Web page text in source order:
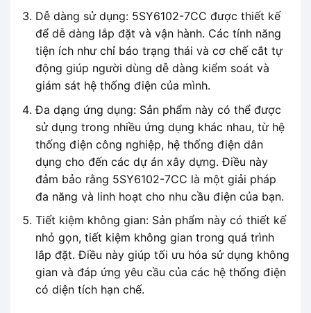
Dễ dàng sử dụng: 5SY6102-7CC được thiết kế
để dễ dàng lắp đặt và vận hành. Các tính năng
tiện ích như chỉ báo trạng thái và cơ chế cắt tự
động giúp người dùng dễ dàng kiểm soát và
giám sát hệ thống điện của mình.
Đa dạng ứng dụng: Sản phẩm này có thể được
sử dụng trong nhiều ứng dụng khác nhau, từ hệ
thống điện công nghiệp, hệ thống điện dân
dụng cho đến các dự án xây dựng. Điều này
đảm bảo rằng 5SY6102-7CC là một giải pháp
đa năng và linh hoạt cho nhu cầu điện của bạn.
Tiết kiệm không gian: Sản phẩm này có thiết kế
nhỏ gọn, tiết kiệm không gian trong quá trình
lắp đặt. Điều này giúp tối ưu hóa sử dụng không
gian và đáp ứng yêu cầu của các hệ thống điện
có diện tích hạn chế.